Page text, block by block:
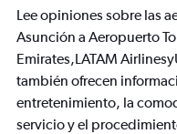
1
Y
axis
displaying
values.
Range:
0
Lee opiniones sobre las
Asunción a Aeropuerto
Emirates,LATAM
también ofrecen
entretenimiento, la
servicio y el